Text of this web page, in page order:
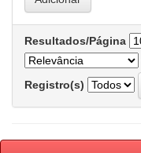
Resultados/Página
Registro(s)